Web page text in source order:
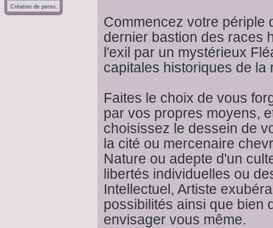
Création de perso.
Commencez votre périple
dernier bastion des races
l'exil par un mystérieux
capitales historiques de la
Faites le choix de vous
par vos propres moyens,
choisissez le dessein de
la cité ou mercenaire
Nature ou adepte d'un
libertés individuelles ou
Intellectuel, Artiste
possibilités ainsi que bien
envisager vous même.